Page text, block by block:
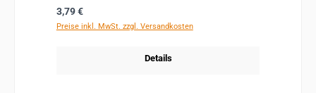
Regulärer Preis:
3,79 €
Preise inkl. MwSt. zzgl. Versandkosten
Details